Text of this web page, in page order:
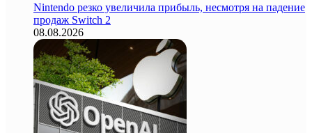
Nintendo резко увеличила прибыль, несмотря на падение
продаж Switch 2
08.08.2026